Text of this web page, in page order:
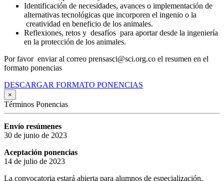
Identificación de necesidades, avances o implementación de
alternativas tecnológicas que incorporen el ingenio o la
creatividad en beneficio de los animales.
Reflexiones, retos y desafíos para aportar desde la ingeniería
en la protección de los animales.
Por favor enviar al correo prensasci@sci.org.co el resumen en el
formato ponencias
DESCARGAR FORMATO PONENCIAS
×
Términos Ponencias
Envío resúmenes
30 de junio de 2023
Aceptación ponencias
14 de julio de 2023
La convocatoria estará abierta para alumnos de especialización,